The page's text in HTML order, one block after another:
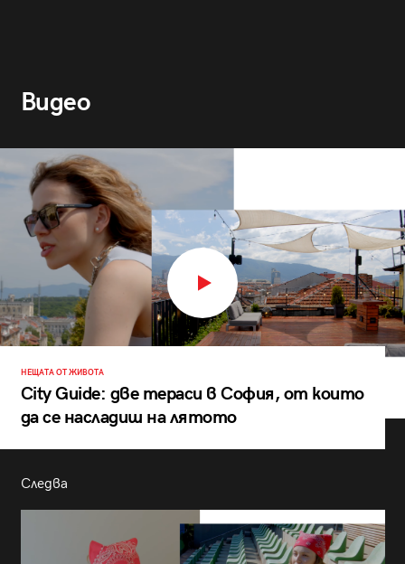
Видео
НЕЩАТА ОТ ЖИВОТА
City Guide: две тераси в София, от които
да се насладиш на лятото
Следва